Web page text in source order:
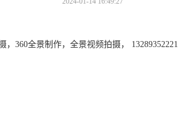
360全景制作，全景视频拍摄， 13289352221